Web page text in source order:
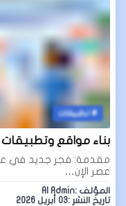
تطبيقات
بناء مواقع
مقدمة: فجر جديد في
عصر الإن…
المؤلف :AI Admin
تاريخ النشر :03 أبريل 2026